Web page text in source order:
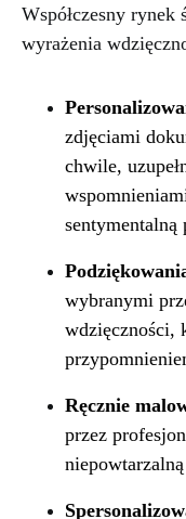
Współczesny
wyrażenia
zdjęciami
chwile,
sentymentalną
wybranymi
wdzięczności,
Ręcznie
przez